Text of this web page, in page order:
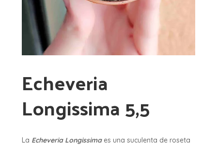
Echeveria
Longissima 5,5
La Echeveria Longissimaes una suculenta de roseta